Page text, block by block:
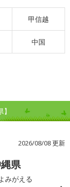
甲信越
中国
2026/08/08 更新
県
みがえる